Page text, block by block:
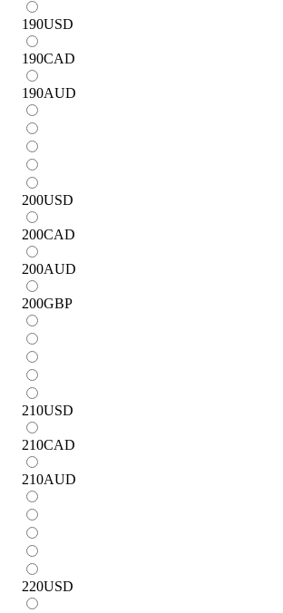
190USD
190CAD
190AUD
200USD
200CAD
200AUD
200GBP
210USD
210CAD
210AUD
220USD